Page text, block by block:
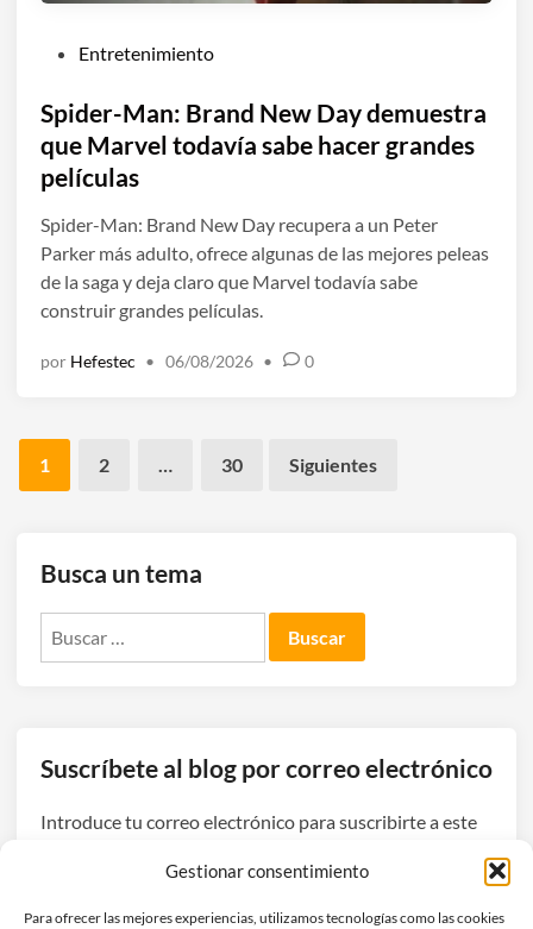
Gestionar consentimiento
Para ofrecer las mejores experiencias, utilizamos tecnologías como las cookies
b
c
a
d
o
e
Entretenimiento
Spider-Man: Brand New Day demuestra
que Marvel todavía sabe hacer grandes
películas
Spider-Man: Brand New Day recupera a un Peter
Parker más adulto, ofrece algunas de las mejores peleas
de la saga y deja claro que Marvel todavía sabe
construir grandes películas.
por Hefestec • 06/08/2026 • 0
Paginación
de
1 2 30 Siguientes
Busca un tema
Suscríbete al blog por correo electrónico
Introduce tu correo electrónico para suscribirte a este